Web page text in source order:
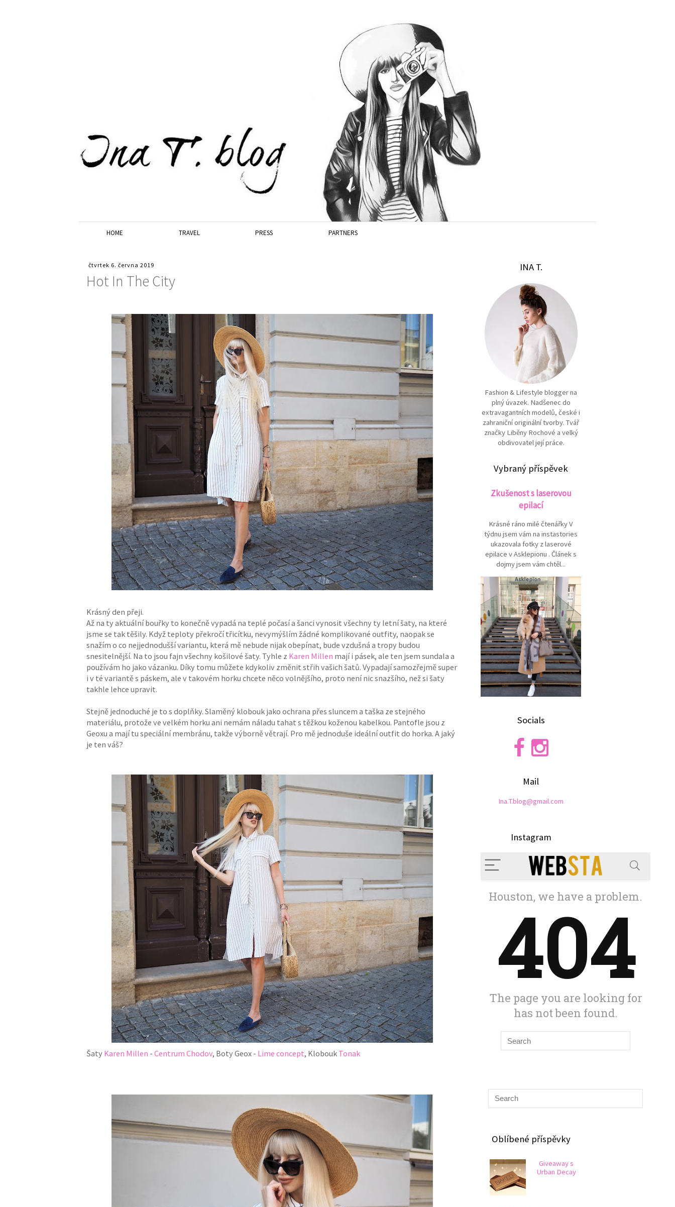
HOME TRAVEL PRESS PARTNERS
čtvrtek 6. června 2019
Hot In The City
Krásný den přeji.
Až na ty aktuální bouřky to konečně vypadá na teplé počasí a šanci vynosit všechny ty letní šaty, na které
jsme se tak těšily. Když teploty překročí třicítku, nevymýšlím žádné komplikované outfity, naopak se
snažím o co nejjednodušší variantu, která mě nebude nijak obepínat, bude vzdušná a tropy budou
snesitelnější. Na to jsou fajn všechny košilové šaty. Tyhle z Karen Millen mají i pásek, ale ten jsem sundala a
používám ho jako vázanku. Díky tomu můžete kdykoliv změnit střih vašich šatů. Vypadají samozřejmě super
i v té variantě s páskem, ale v takovém horku chcete něco volnějšího, proto není nic snazšího, než si šaty
takhle lehce upravit.
Stejně jednoduché je to s doplňky. Slaměný klobouk jako ochrana přes sluncem a taška ze stejného
materiálu, protože ve velkém horku ani nemám náladu tahat s těžkou koženou kabelkou. Pantofle jsou z
Geoxu a mají tu speciální membránu, takže výborně větrají. Pro mě jednoduše ideální outfit do horka. A jaký
je ten váš?
Šaty Karen Millen - Centrum Chodov, Boty Geox - Lime concept, Klobouk Tonak
INA T.
Fashion & Lifestyle blogger na
plný úvazek. Nadšenec do
extravagantních modelů, české i
zahraniční originální tvorby. Tvář
značky Liběny Rochové a velký
obdivovatel její práce.
Vybraný příspěvek
Zkušenost s laserovou
epilací
Krásné ráno milé čtenářky V
týdnu jsem vám na instastories
ukazovala fotky z laserové
epilace v Asklepionu . Článek s
dojmy jsem vám chtěl...
Socials
Mail
Ina.T.blog@gmail.com
Instagram
Oblíbené příspěvky
Giveaway s
Urban Decay